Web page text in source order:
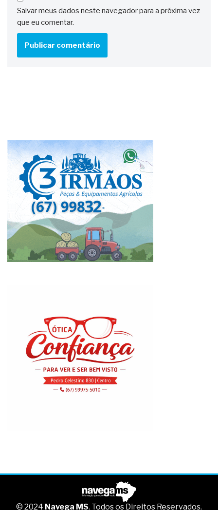
Salvar meus dados neste navegador para a próxima vez
que eu comentar.
© 2024 Navega MS. Todos os Direitos Reservados.